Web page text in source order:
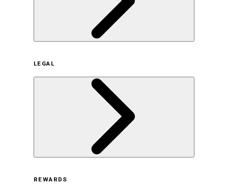
サステナビリティの取り組み（日本）
サステナビリティの取り組み（米国/英語）
ヒストリー
採用情報
LEGAL
REWARDS